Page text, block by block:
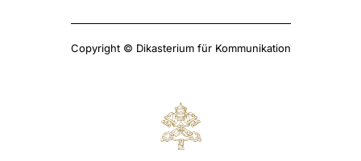
Copyright © Dikasterium für Kommunikation